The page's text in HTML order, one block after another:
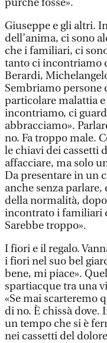
purché fosse».
Giuseppe e gli altri.
dell’anima, ci sono
che i familiari, ci
tanto ci incontriamo
Berardi,
Sembriamo persone
particolare malattia
incontriamo, ci
abbracciamo».
no. Fa troppo male.
le chiavi dei cassetti
affacciare, ma solo
Da presentare in un
anche senza parlare,
della normalità,
incontrato i familiari
Sarebbe troppo».
I fiori e il regalo.
i fiori nel suo bel
bene, mi piace».
spartiacque tra una
«Se mai scarteremo
di no. È chissà
un tempo che si è
nei cassetti del